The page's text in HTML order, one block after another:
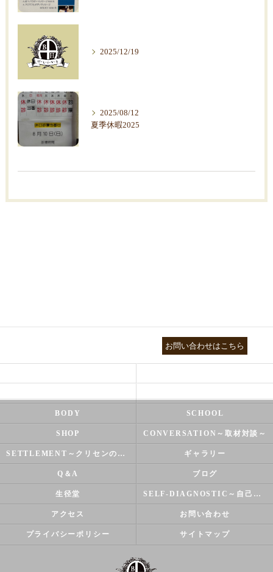
2025/12/19
2025/08/12
夏季休暇2025
お問い合わせはこちら
BODY SCHOOL
SHOP CONVERSATION～取材対談～
SETTLEMENT～クリセンのズバリ解決シリーズ～ ギャラリー
Q＆A ブログ
生径堂 SELF-DIAGNOSTIC～自己診断～
アクセス お問い合わせ
プライバシーポリシー サイトマップ